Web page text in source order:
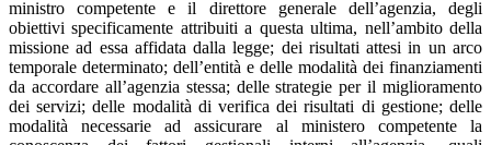
ministro competente e il direttore generale dell’agenzia, degli
obiettivi specificamente attribuiti a questa ultima, nell’ambito della
missione ad essa affidata dalla legge; dei risultati attesi in un arco
temporale determinato; dell’entità e delle modalità dei finanziamenti
da accordare all’agenzia stessa; delle strategie per il miglioramento
dei servizi; delle modalità di verifica dei risultati di gestione; delle
modalità necessarie ad assicurare al ministero competente la